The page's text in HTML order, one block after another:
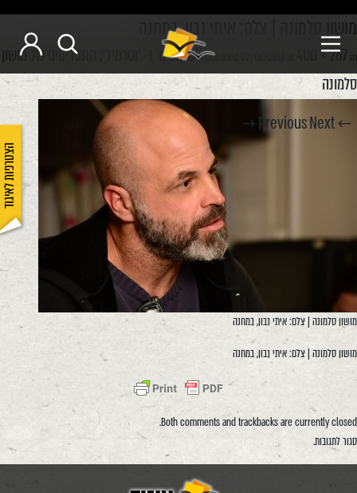
הצטרפות לאיגוד
מושון סלמונה | צלם: איתי נבון, במחנה
Published 400 × 267 in
'שקופים' ו- 'וסרמיל': התסריטים של מושון
סלמונה
← Previous
Next →
מושון סלמונה | צלם: איתי נבון, במחנה
מושון סלמונה | צלם: איתי נבון, במחנה
Both comments and trackbacks are currently closed.
סגור לתגובות.